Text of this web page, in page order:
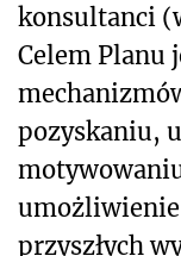
konsultanci
Celem Planu
pozyskaniu,
przyszłych